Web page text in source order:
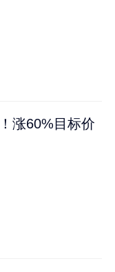
涨60%目标价